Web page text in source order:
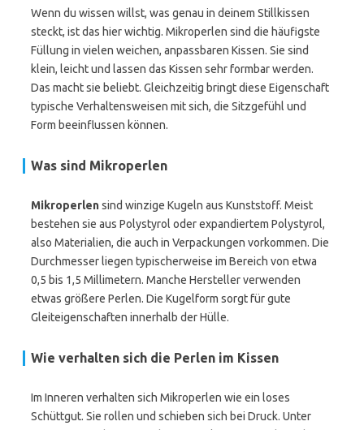
Wenn du wissen willst, was genau in deinem Stillkissen
steckt, ist das hier wichtig. Mikroperlen sind die häufigste
Füllung in vielen weichen, anpassbaren Kissen. Sie sind
klein, leicht und lassen das Kissen sehr formbar werden.
Das macht sie beliebt. Gleichzeitig bringt diese Eigenschaft
typische Verhaltensweisen mit sich, die Sitzgefühl und
Form beeinflussen können.
Was sind Mikroperlen
Mikroperlensind winzige Kugeln aus Kunststoff. Meist
bestehen sie aus Polystyrol oder expandiertem Polystyrol,
also Materialien, die auch in Verpackungen vorkommen. Die
Durchmesser liegen typischerweise im Bereich von etwa
0,5 bis 1,5 Millimetern. Manche Hersteller verwenden
etwas größere Perlen. Die Kugelform sorgt für gute
Gleiteigenschaften innerhalb der Hülle.
Wie verhalten sich die Perlen im Kissen
Im Inneren verhalten sich Mikroperlen wie ein loses
Schüttgut. Sie rollen und schieben sich bei Druck. Unter